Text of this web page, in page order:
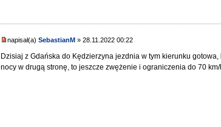
napisał(a)SebastianM » 28.11.2022 00:22
Dzisiaj z Gdańska do Kędzierzyna jezdnia w tym kierunku
nocy w drugą stronę, to jeszcze zwężenie i ograniczenia do 70 km/